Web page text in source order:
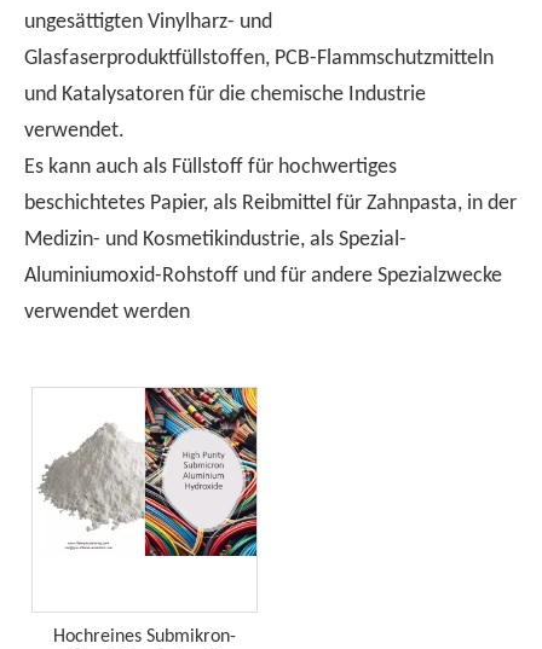
ungesättigten Vinylharz- und
Glasfaserproduktfüllstoffen, PCB-Flammschutzmitteln
und Katalysatoren für die chemische Industrie
verwendet.
Es kann auch als Füllstoff für hochwertiges
beschichtetes Papier, als Reibmittel für Zahnpasta, in der
Medizin- und Kosmetikindustrie, als Spezial-
Aluminiumoxid-Rohstoff und für andere Spezialzwecke
verwendet werden
Hochreines Submikron-